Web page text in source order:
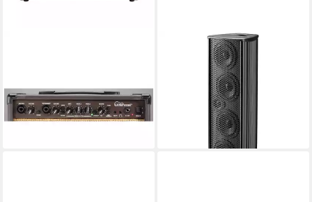
279,72 €
13,89 € mtl. in 24 Raten
lieferbar - in 3-4 Werktagen bei dir
Verstärker (Audiohub
Freestyle 4x4 -
Akustikgitarren Verstärker)
mtl. in 48 Raten
lieferbar - in 3-4 Werktagen bei dir